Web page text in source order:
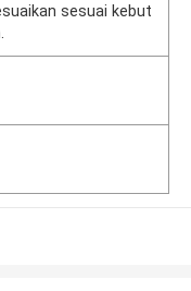
sesuai kebut